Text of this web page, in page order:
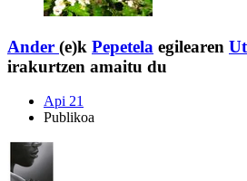
Ander (e)k Pepetela egilearen
irakurtzen amaitu du
Api 21
Publikoa